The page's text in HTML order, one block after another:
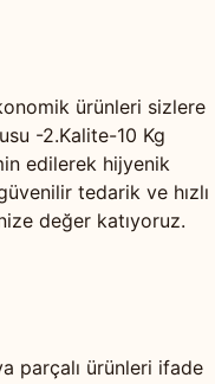
ürünleri sizlere
-2.Kalite-10 Kg
edilerek hijyenik
tedarik ve hızlı
değer katıyoruz.
parçalı ürünleri ifade